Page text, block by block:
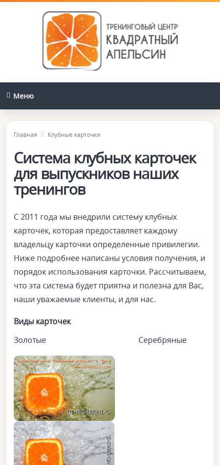
Меню
Главная Клубные карточки
Система клубных карточек
для выпускников наших
тренингов
C 2011 года мы внедрили систему клубных
карточек, которая предоставляет каждому
владельцу карточки определенные привилегии.
Ниже подробнее написаны условия получения, и
порядок использования карточки. Рассчитываем,
что эта система будет приятна и полезна для Вас,
наши уважаемые клиенты, и для нас.
Виды карточек
Золотые Серебряные